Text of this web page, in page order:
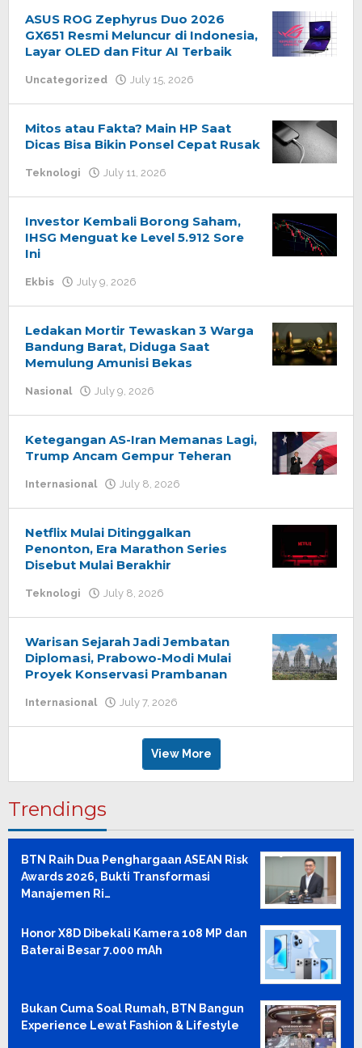
ASUS ROG Zephyrus Duo 2026
GX651 Resmi Meluncur di Indonesia,
Layar OLED dan Fitur AI Terbaik
Uncategorized July 15, 2026
Mitos atau Fakta? Main HP Saat
Dicas Bisa Bikin Ponsel Cepat Rusak
Teknologi July 11, 2026
Investor Kembali Borong Saham,
IHSG Menguat ke Level 5.912 Sore
Ini
Ekbis July 9, 2026
Ledakan Mortir Tewaskan 3 Warga
Bandung Barat, Diduga Saat
Memulung Amunisi Bekas
Nasional July 9, 2026
Ketegangan AS-Iran Memanas Lagi,
Trump Ancam Gempur Teheran
Internasional July 8, 2026
Netflix Mulai Ditinggalkan
Penonton, Era Marathon Series
Disebut Mulai Berakhir
Teknologi July 8, 2026
Warisan Sejarah Jadi Jembatan
Diplomasi, Prabowo-Modi Mulai
Proyek Konservasi Prambanan
Internasional July 7, 2026
View More
Trendings
BTN Raih Dua Penghargaan ASEAN Risk
Awards 2026, Bukti Transformasi
Manajemen Ri…
Honor X8D Dibekali Kamera 108 MP dan
Baterai Besar 7.000 mAh
Bukan Cuma Soal Rumah, BTN Bangun
Experience Lewat Fashion & Lifestyle